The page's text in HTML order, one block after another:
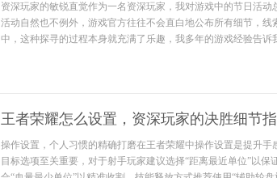
资深玩家的敏锐直觉作为一名资深玩家，我对游戏中的节日活动
活动自然也不例外，游戏官方往往不会直白地公布所有细节，线
中，这种探寻的过程本身就充满了乐趣，我多年的游戏经验告诉
王者荣耀怎么设置，资深玩家的决胜细节
操作设置，个人习惯的精确打磨在王者荣耀中操作设置是提升
目标选项至关重要，对于射手玩家建议选择“距离最近单位”以